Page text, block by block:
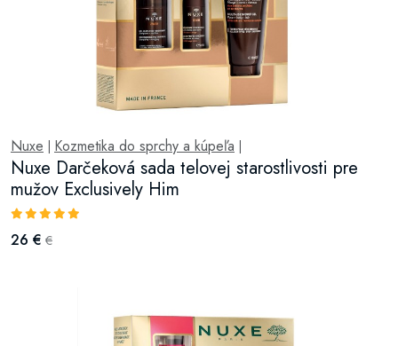
Nuxe Kozmetika do sprchy a kúpeľa
Nuxe Darčeková sada telovej starostlivosti pre
mužov Exclusively Him
26 € €